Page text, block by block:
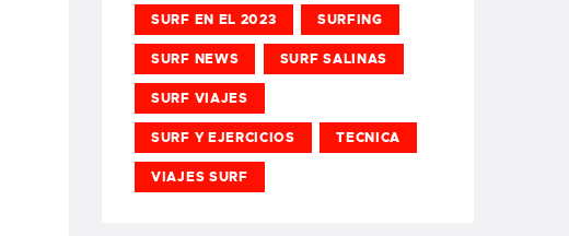
SURF EN EL 2023 SURFING
SURF NEWS SURF SALINAS
SURF VIAJES
SURF Y EJERCICIOS TECNICA
VIAJES SURF